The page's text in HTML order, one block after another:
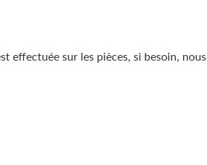
effectuée sur les pièces, si besoin, nous